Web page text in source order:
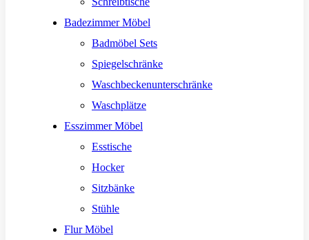
Badezimmer Möbel
Badmöbel Sets
Spiegelschränke
Waschbeckenunterschränke
Waschplätze
Esszimmer Möbel
Esstische
Hocker
Sitzbänke
Stühle
Flur Möbel